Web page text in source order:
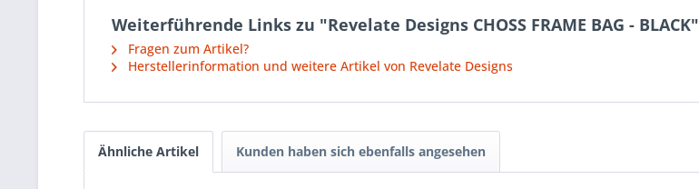
Weiterführende Links zu "Revelate Designs CHOSS FRAME BAG - BLACK"
Fragen zum Artikel?
Herstellerinformation und weitere Artikel von Revelate Designs
Ähnliche Artikel Kunden haben sich ebenfalls angesehen